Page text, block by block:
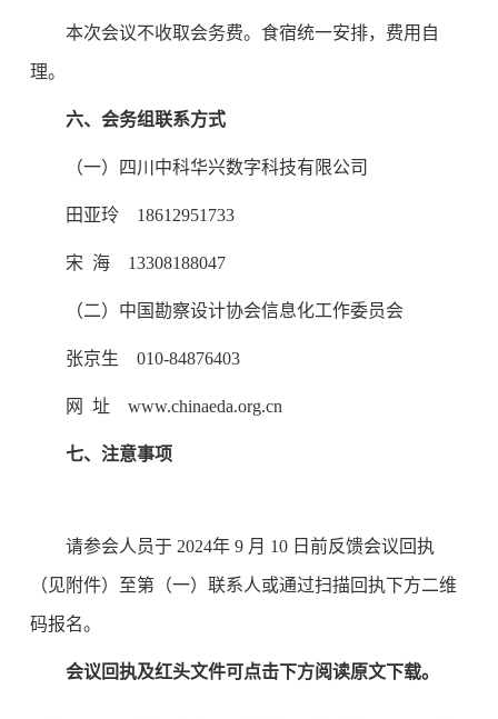
本次会议不收取会务费。食宿统一安排，费用自
理。
六、会务组联系方式
（一）四川中科华兴数字科技有限公司
田亚玲 18612951733
宋 海 13308188047
（二）中国勘察设计协会信息化工作委员会
张京生 010-84876403
网 址 www.chinaeda.org.cn
七、注意事项
请参会人员于 2024年 9 月 10 日前反馈会议回执
（见附件）至第（一）联系人或通过扫描回执下方二维
码报名。
会议回执及红头文件可点击下方阅读原文下载。